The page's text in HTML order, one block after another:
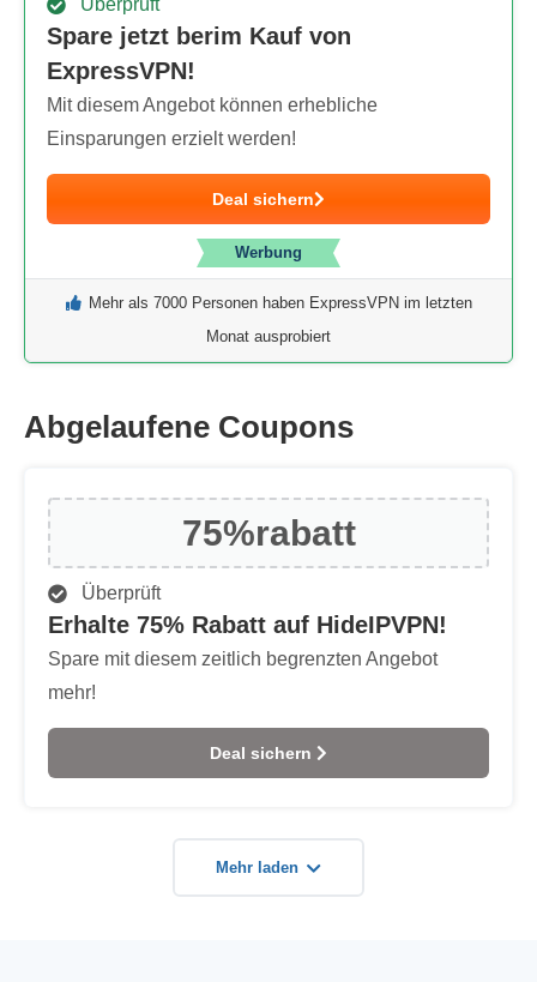
Überprüft
Spare jetzt berim Kauf von
ExpressVPN!
Mit diesem Angebot können erhebliche
Einsparungen erzielt werden!
Deal sichern
Werbung
Mehr als 7000 Personen haben ExpressVPN im letzten
Monat ausprobiert
Abgelaufene Coupons
75%rabatt
Überprüft
Erhalte 75% Rabatt auf HideIPVPN!
Spare mit diesem zeitlich begrenzten Angebot
mehr!
Deal sichern
Mehr laden